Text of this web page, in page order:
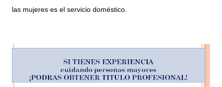
las mujeres es el servicio doméstico.